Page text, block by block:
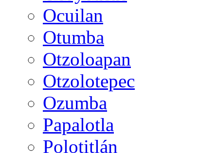
Ocuilan
Otumba
Otzoloapan
Otzolotepec
Ozumba
Papalotla
Polotitlán